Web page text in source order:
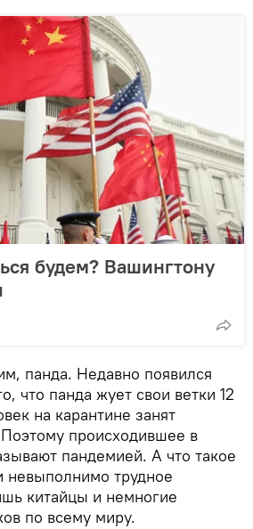
будем? Вашингтону
панда. Недавно появился
что панда жует свои ветки 12
на карантине занят
происходившее в
пандемией. А что такое
невыполнимо трудное
китайцы и немногие
по всему миру.